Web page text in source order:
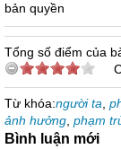
bản quyền
Tổng số điểm của
Từ khóa:người ta
ảnh hưởng phạm
Bình luận mới